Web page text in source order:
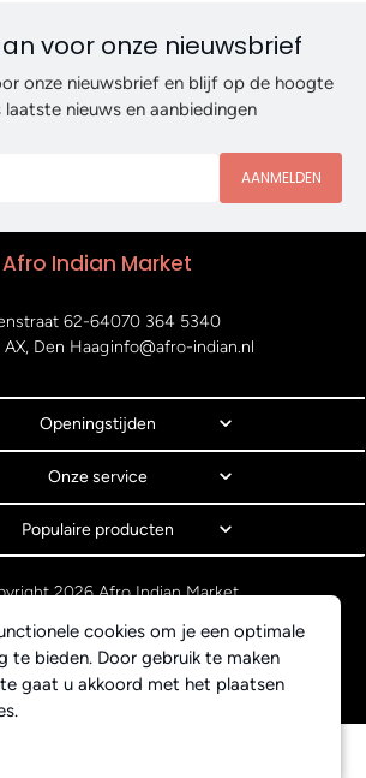
cookies om je een optimale
te bieden. Door gebruik te maken
gaat u akkoord met het plaatsen
voor onze nieuwsbrief
onze nieuwsbrief en blijf op de hoogte
laatste nieuws en aanbiedingen
AANMELDEN
Afro Indian Market
62-64
AX, Den Haag
070 364 5340
info@afro-indian.nl
Openingstijden
Onze service
Populaire producten
2026 Afro Indian Market
Privacyverklaring
BEWISE Solutions